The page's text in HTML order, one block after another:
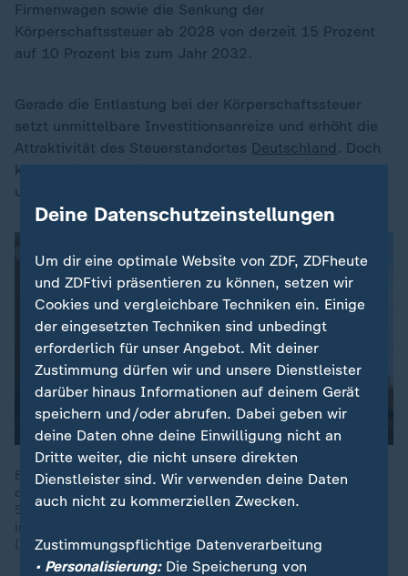
Firmenwagen sowie die Senkung der
Körperschaftssteuer ab 2028 von derzeit 15 Prozent
auf 10 Prozent bis zum Jahr 2032.
Gerade die Entlastung bei der Körperschaftssteuer
setzt unmittelbare Investitionsanreize und erhöht die
Attraktivität des Steuerstandortes Deutschland . Doch
kommt sie nach Einschätzung der Ifo-Forscher zu spät
und in zu kleinen Schritten.
Bund, Länder und Kommunen können laut Steuerschätzung in
den kommenden Jahren mit 33,6 Mrd. Euro mehr
Steuereinnahmen rechnen. „Insbesondere für 2027 haben wir
immer noch große Herausforderungen“, so Wiebke Esdar
(SPD).
Deine Datenschutzeinstellungen
Um dir eine optimale Website von ZDF, ZDFheute
und ZDFtivi präsentieren zu können, setzen wir
Cookies und vergleichbare Techniken ein. Einige
der eingesetzten Techniken sind unbedingt
erforderlich für unser Angebot. Mit deiner
Zustimmung dürfen wir und unsere Dienstleister
darüber hinaus Informationen auf deinem Gerät
speichern und/oder abrufen. Dabei geben wir
deine Daten ohne deine Einwilligung nicht an
Dritte weiter, die nicht unsere direkten
Dienstleister sind. Wir verwenden deine Daten
auch nicht zu kommerziellen Zwecken.
Zustimmungspflichtige Datenverarbeitung
• Personalisierung:Die Speicherung von